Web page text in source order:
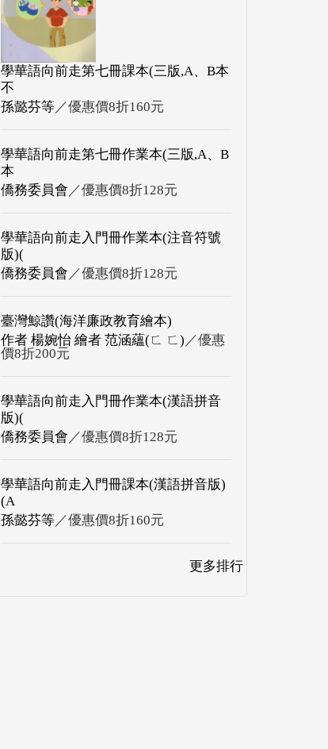
學華語向前走第七冊課本(三版,A、B本
不
孫懿芬等／優惠價8折160元
學華語向前走第七冊作業本(三版,A、B
本
僑務委員會 ／優惠價8折128元
學華語向前走入門冊作業本(注音符號
版)(
僑務委員會 ／優惠價8折128元
臺灣鯨讚(海洋廉政教育繪本)
作者 楊婉怡 繪者 范涵蘊(ㄈ ㄈ) ／優惠
價8折200元
學華語向前走入門冊作業本(漢語拼音
版)(
僑務委員會 ／優惠價8折128元
學華語向前走入門冊課本(漢語拼音版)
(A
孫懿芬等／優惠價8折160元
更多排行